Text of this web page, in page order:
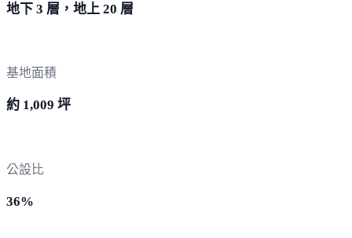
地下 3 層，地上 20 層
基地面積
約 1,009 坪
公設比
36%